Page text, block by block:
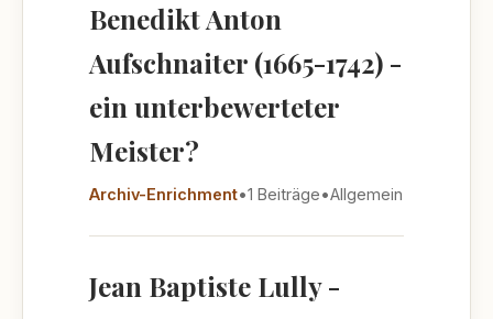
Benedikt Anton
Aufschnaiter (1665-1742) -
ein unterbewerteter
Meister?
Archiv-Enrichment•1 Beiträge•Allgemein
Jean Baptiste Lully -